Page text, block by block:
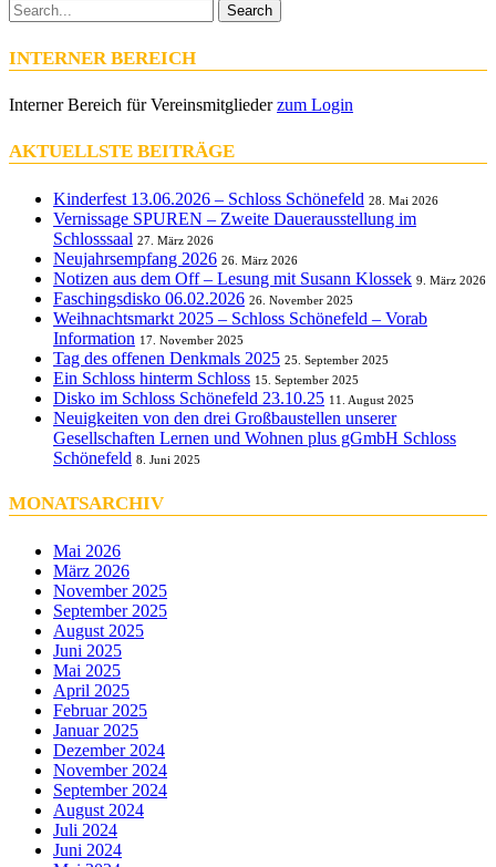
Search
INTERNER BEREICH
Interner Bereich für Vereinsmitgliederzum Login
AKTUELLSTE BEITRÄGE
Kinderfest 13.06.2026 – Schloss Schönefeld 28. Mai 2026
Vernissage SPUREN – Zweite Dauerausstellung im
Schlosssaal 27. März 2026
Neujahrsempfang 2026 26. März 2026
Notizen aus dem Off – Lesung mit Susann Klossek 9. März 2026
Faschingsdisko 06.02.2026 26. November 2025
Weihnachtsmarkt 2025 – Schloss Schönefeld – Vorab
Information 17. November 2025
Tag des offenen Denkmals 2025 25. September 2025
Ein Schloss hinterm Schloss 15. September 2025
Disko im Schloss Schönefeld 23.10.25 11. August 2025
Neuigkeiten von den drei Großbaustellen unserer
Gesellschaften Lernen und Wohnen plus gGmbH Schloss
Schönefeld 8. Juni 2025
MONATSARCHIV
Mai 2026
März 2026
November 2025
September 2025
August 2025
Juni 2025
Mai 2025
April 2025
Februar 2025
Januar 2025
Dezember 2024
November 2024
September 2024
August 2024
Juli 2024
Juni 2024